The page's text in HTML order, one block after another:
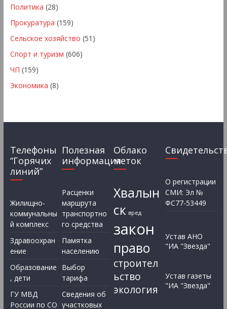
Политика (28)
Прокуратура (159)
Сельское хозяйство (51)
Спорт и туризм (606)
ЧП (159)
Экономика (8)
Телефоны
“Горячих
линий”
Жилищно-
коммунальны
й комплекс
Здравоохран
ение
Образование
, дети
ГУ МВД
России по СО
Полезная
информация
Расценки
маршрута
транспортно
го средства
Памятка
населению
Выбор
тарифа
Сведения об
участковых
Облако
меток
Хвалын
ск вред
закон
право
строител
ьство
экология
О регистрации
СМИ: Эл №
ФС77-53449
Устав АНО
"ИА "Звезда"
Устав газеты
"ИА "Звезда"